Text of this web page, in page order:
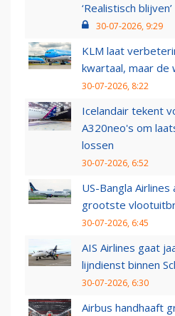
‘Realistisch blijven’
30-07-2026, 9:29
KLM laat
kwartaal, maar de
30-07-2026, 8:22
Icelandair tekent
A320neo's om
lossen
30-07-2026, 6:52
US-Bangla
grootste
30-07-2026, 6:45
AIS Airlines gaat
lijndienst binnen
30-07-2026, 6:30
Airbus handhaaft